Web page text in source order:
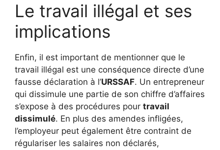
Le travail illégal et ses
implications
Enfin, il est important de mentionner que le
travail illégal est une conséquence directe d’une
fausse déclaration à l’URSSAF. Un entrepreneur
qui dissimule une partie de son chiffre d’affaires
s’expose à des procédures pour travail
dissimulé. En plus des amendes infligées,
l’employeur peut également être contraint de
régulariser les salaires non déclarés,